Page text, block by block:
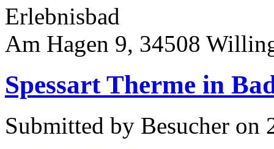
Erlebnisbad
Am Hagen 9, 34508
Spessart Therme in
Submitted by Besucher on